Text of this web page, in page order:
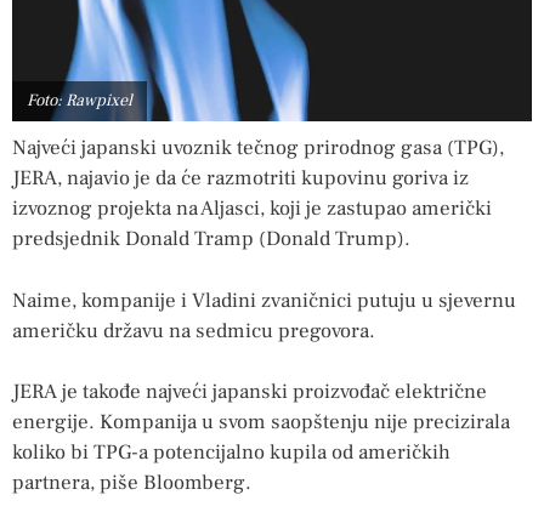
Foto: Rawpixel
Najveći japanski uvoznik tečnog prirodnog gasa (TPG),
JERA, najavio je da će razmotriti kupovinu goriva iz
izvoznog projekta na Aljasci, koji je zastupao američki
predsjednik Donald Tramp (Donald Trump).
Naime, kompanije i Vladini zvaničnici putuju u sjevernu
američku državu na sedmicu pregovora.
JERA je takođe najveći japanski proizvođač električne
energije. Kompanija u svom saopštenju nije precizirala
koliko bi TPG-a potencijalno kupila od američkih
partnera, piše Bloomberg.